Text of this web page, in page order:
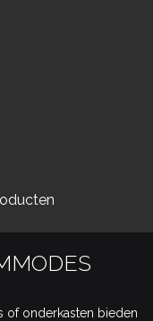
of onderkasten bieden